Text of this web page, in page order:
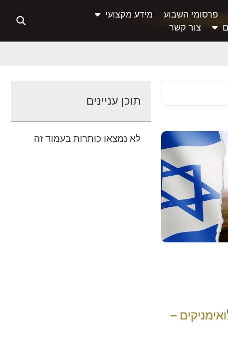
פרסומי השבוע
מידע מקצועי
צור קשר
–
תוכן עניינים
לא נמצאו כותרות בעמוד זה